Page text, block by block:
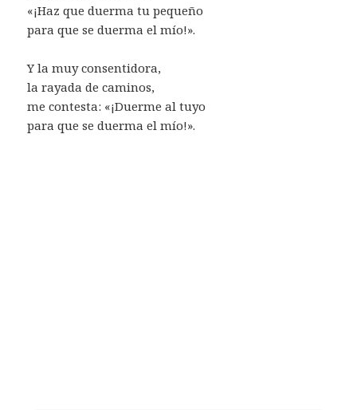
«¡Haz que duerma tu pequeño
para que se duerma el mío!».
Y la muy consentidora,
la rayada de caminos,
me contesta: «¡Duerme al tuyo
para que se duerma el mío!».